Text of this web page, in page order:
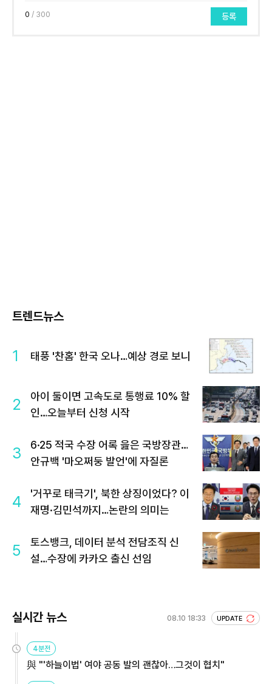
0 / 300 등록
트렌드뉴스
1 태풍 '찬홈' 한국 오나…예상 경로 보니
2
아이 둘이면 고속도로 통행료 10% 할
인…오늘부터 신청 시작
3
6·25 적국 수장 어록 읊은 국방장관…
안규백 '마오쩌둥 발언'에 자질론
4
'거꾸로 태극기', 북한 상징이었다? 이
재명·김민석까지…논란의 의미는
5
토스뱅크, 데이터 분석 전담조직 신
설…수장에 카카오 출신 선임
실시간 뉴스 08.10 18:33 UPDATE
4분전
與 "'하늘이법' 여야 공동 발의 괜찮아…그것이 협치"